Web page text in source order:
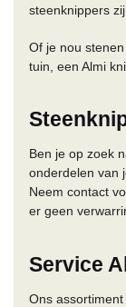
steenknippers
Of je nou
tuin, een Almi
Ben je op zoek
onderdelen van
Neem contact
er geen
Service
Ons